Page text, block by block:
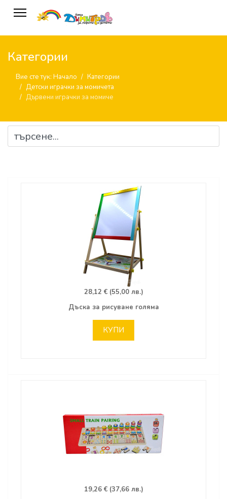
Категории
Вие сте тук: Начало
Категории
Детски играчки за момичета
Дървени играчки за момиче
28,12 € (55,00 лв.)
Дъска за рисуване голяма
КУПИ
19,26 € (37,66 лв.)